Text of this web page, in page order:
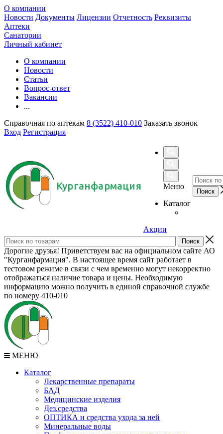
О компании
Новости Документы Лицензии Отчетность Реквизиты
Аптеки
Санатории
Личный кабинет
О компании
Новости
Статьи
Вопрос-ответ
Вакансии
...
Справочная по аптекам 8 (3522) 410-010 Заказать звонок
Вход Регистрация
Курганфармация
Меню
Каталог
Акции
Дорогие друзья! Приветствуем вас на официальном сайте АО
"Курганфармация". В настоящее время сайт работает в
тестовом режиме в связи с чем временно могут некорректно
отображаться наличие товара и цены. Необходимую
информацию можно получить в единой справочной службе
по номеру 410-010
МЕНЮ
Каталог
Лекарственные препараты
БАД
Медицинские изделия
Дез.средства
ОПТИКА и средства ухода за ней
Минеральные воды